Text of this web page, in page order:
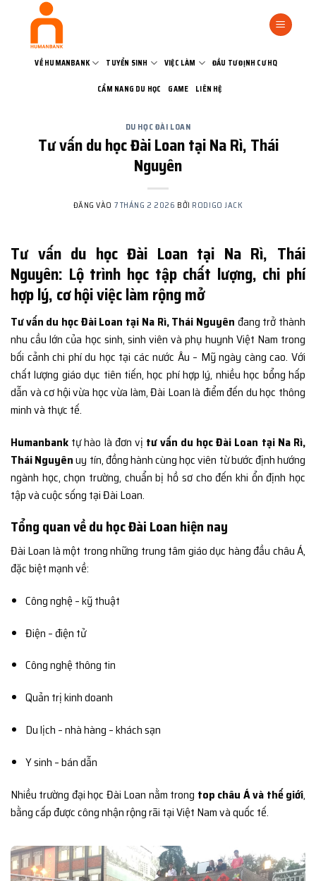
VỀ HUMANBANK TUYỂN SINH VIỆC LÀM ĐẦU TƯ ĐỊNH CƯ HQ
CẨM NANG DU HỌC GAME LIÊN HỆ
DU HỌC ĐÀI LOAN
Tư vấn du học Đài Loan tại Na Rì, Thái
Nguyên
ĐĂNG VÀO 7 THÁNG 2 2026 BỞI RODIGO JACK
Tư vấn du học Đài Loan tại Na Rì, Thái
Nguyên: Lộ trình học tập chất lượng, chi phí
hợp lý, cơ hội việc làm rộng mở
Tư vấn du học Đài Loan tại Na Rì, Thái Nguyên đang trở thành
nhu cầu lớn của học sinh, sinh viên và phụ huynh Việt Nam trong
bối cảnh chi phí du học tại các nước Âu – Mỹ ngày càng cao. Với
chất lượng giáo dục tiên tiến, học phí hợp lý, nhiều học bổng hấp
dẫn và cơ hội vừa học vừa làm, Đài Loan là điểm đến du học thông
minh và thực tế.
Humanbank tự hào là đơn vị tư vấn du học Đài Loan tại Na Rì,
Thái Nguyênuy tín, đồng hành cùng học viên từ bước định hướng
ngành học, chọn trường, chuẩn bị hồ sơ cho đến khi ổn định học
tập và cuộc sống tại Đài Loan.
Tổng quan về du học Đài Loan hiện nay
Đài Loan là một trong những trung tâm giáo dục hàng đầu châu Á,
đặc biệt mạnh về:
Công nghệ – kỹ thuật
Điện – điện tử
Công nghệ thông tin
Quản trị kinh doanh
Du lịch – nhà hàng – khách sạn
Y sinh – bán dẫn
Nhiều trường đại học Đài Loan nằm trong top châu Á và thế giới,
bằng cấp được công nhận rộng rãi tại Việt Nam và quốc tế.